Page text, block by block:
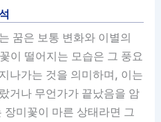
꿈은 보통 변화와 이별의
이 떨어지는 모습은 그 풍요
나가는 것을 의미하며, 이는
거나 무언가가 끝났음을 암
미꽃이 마른 상태라면 그